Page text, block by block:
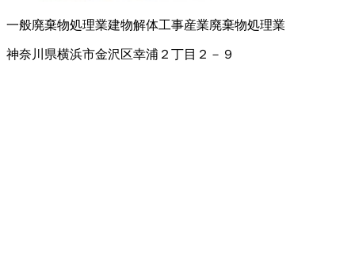
一般廃棄物処理業建物解体工事産業廃棄物処理業
神奈川県横浜市金沢区幸浦２丁目２－９